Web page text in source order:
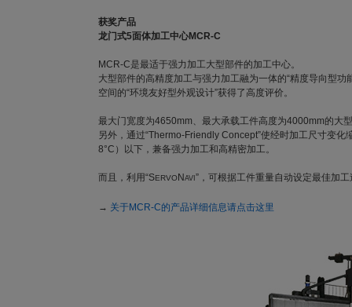
获奖产品
龙门式5面体加工中心MCR-C
MCR-C是最适于强力加工大型部件的加工中心。
大型部件的高精度加工与强力加工融为一体的“精度导向型
空间的“环境友好型外观设计”获得了高度评价。
最大门宽度为4650mm、最大承载工件高度为4000mm的大
另外，通过“Thermo-Friendly Concept”使经时加工尺寸变
8°C）以下，兼备强力加工和高精密加工。
而且，利用“SERVON AVI ”，可根据工件重量自动设定最佳加
→ 关于MCR-C的产品详细信息请点击这里